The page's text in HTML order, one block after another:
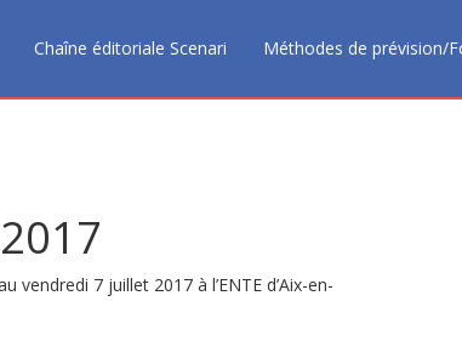
Chaîne éditoriale Scenari Méthodes de prévision/
7 juillet 2017 à l’ENTE d’Aix-en-